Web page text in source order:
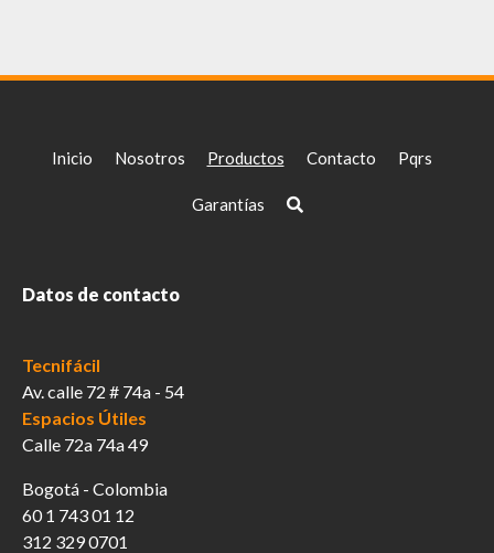
Inicio Nosotros Productos Contacto Pqrs
Garantías
Datos de contacto
Tecnifácil
Av. calle 72 # 74a - 54
Espacios Útiles
Calle 72a 74a 49
Bogotá - Colombia
60 1 743 01 12
312 329 0701